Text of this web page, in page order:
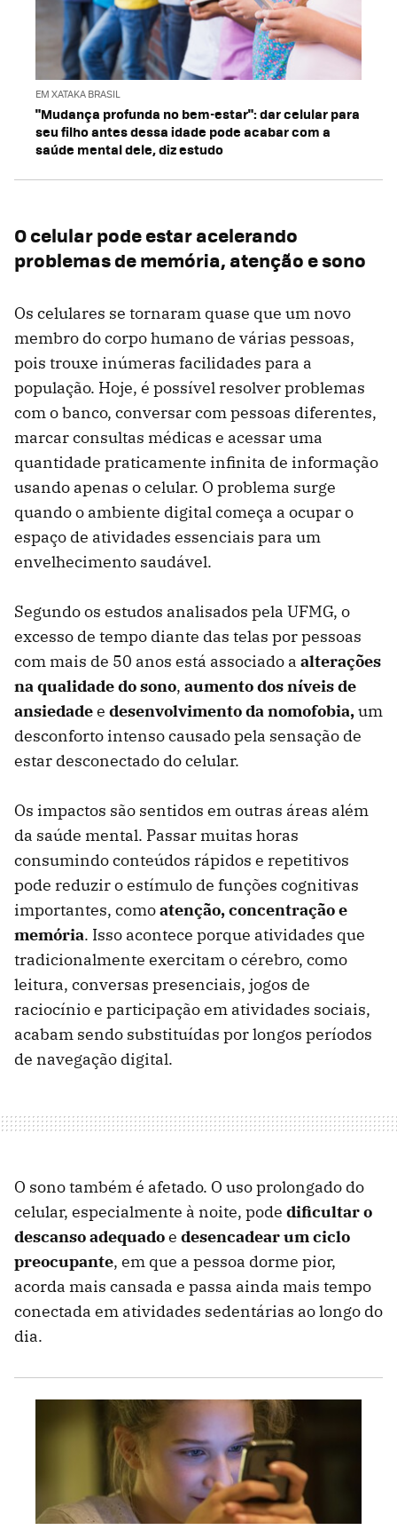
EM XATAKA BRASIL
"Mudança profunda no bem-estar": dar celular para
seu filho antes dessa idade pode acabar com a
saúde mental dele, diz estudo
O celular pode estar acelerando
problemas de memória, atenção e sono
Os celulares se tornaram quase que um novo
membro do corpo humano de várias pessoas,
pois trouxe inúmeras facilidades para a
população. Hoje, é possível resolver problemas
com o banco, conversar com pessoas diferentes,
marcar consultas médicas e acessar uma
quantidade praticamente infinita de informação
usando apenas o celular. O problema surge
quando o ambiente digital começa a ocupar o
espaço de atividades essenciais para um
envelhecimento saudável.
Segundo os estudos analisados pela UFMG, o
excesso de tempo diante das telas por pessoas
com mais de 50 anos está associado a alterações
na qualidade do sono, aumento dos níveis de
ansiedadee desenvolvimento da nomofobia,um
desconforto intenso causado pela sensação de
estar desconectado do celular.
Os impactos são sentidos em outras áreas além
da saúde mental. Passar muitas horas
consumindo conteúdos rápidos e repetitivos
pode reduzir o estímulo de funções cognitivas
importantes, comoatenção, concentração e
memória. Isso acontece porque atividades que
tradicionalmente exercitam o cérebro, como
leitura, conversas presenciais, jogos de
raciocínio e participação em atividades sociais,
acabam sendo substituídas por longos períodos
de navegação digital.
O sono também é afetado. O uso prolongado do
celular, especialmente à noite, pode dificultar o
descanso adequadoe desencadear um ciclo
preocupante, em que a pessoa dorme pior,
acorda mais cansada e passa ainda mais tempo
conectada em atividades sedentárias ao longo do
dia.